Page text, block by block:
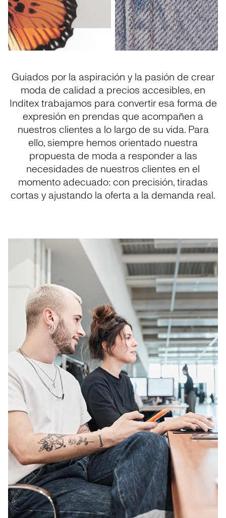
Guiados por la aspiración y la pasión de crear
moda de calidad a precios accesibles, en
Inditex trabajamos para convertir esa forma de
expresión en prendas que acompañen a
nuestros clientes a lo largo de su vida. Para
ello, siempre hemos orientado nuestra
propuesta de moda a responder a las
necesidades de nuestros clientes en el
momento adecuado: con precisión, tiradas
cortas y ajustando la oferta a la demanda real.